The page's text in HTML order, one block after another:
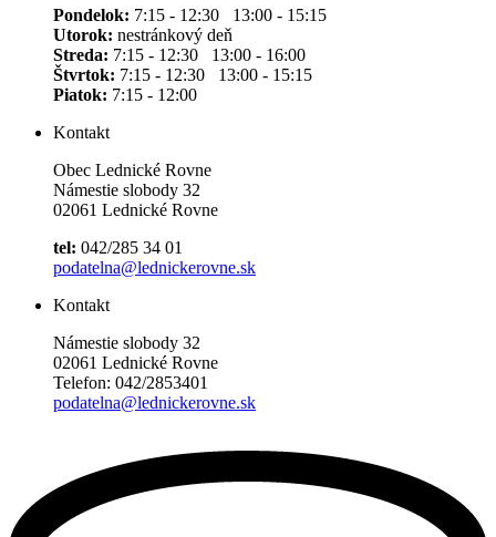
Pondelok: 7:15 - 12:30 13:00 - 15:15
Utorok: nestránkový deň
Streda: 7:15 - 12:30 13:00 - 16:00
Štvrtok: 7:15 - 12:30 13:00 - 15:15
Piatok: 7:15 - 12:00
Kontakt
Obec Lednické Rovne
Námestie slobody 32
02061 Lednické Rovne
tel: 042/285 34 01
podatelna@lednickerovne.sk
Kontakt
Námestie slobody 32
02061 Lednické Rovne
Telefon: 042/2853401
podatelna@lednickerovne.sk